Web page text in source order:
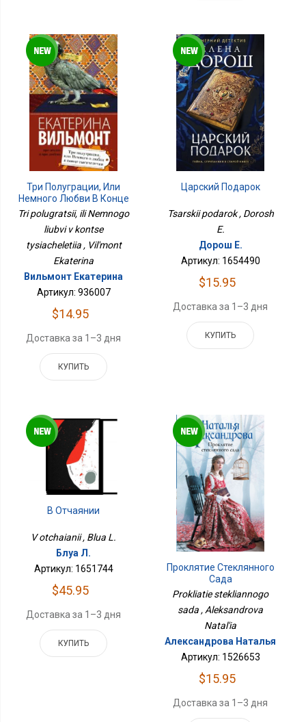
Три Полуграции, Или
Немного Любви В Конце
Тысячелетия
Tri polugratsii, ili Nemnogo
liubvi v kontse
tysiacheletiia , Vil'mont
Ekaterina
Вильмонт Екатерина
Артикул: 936007
$14.95
Доставка за 1–3 дня
КУПИТЬ
Царский Подарок
Tsarskii podarok , Dorosh
E.
Дорош Е.
Артикул: 1654490
$15.95
Доставка за 1–3 дня
КУПИТЬ
В Отчаянии
V otchaianii , Blua L.
Блуа Л.
Артикул: 1651744
$45.95
Доставка за 1–3 дня
КУПИТЬ
Проклятие Стеклянного
Сада
Prokliatie stekliannogo
sada , Aleksandrova
Natal'ia
Александрова Наталья
Артикул: 1526653
$15.95
Доставка за 1–3 дня